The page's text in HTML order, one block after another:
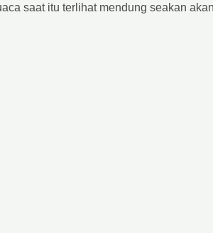
saat itu terlihat mendung seakan